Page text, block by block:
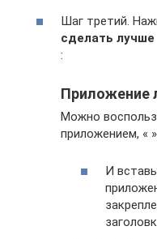
Шаг третий.
сделать лучше
:
Приложение
Можно
приложением, «
И